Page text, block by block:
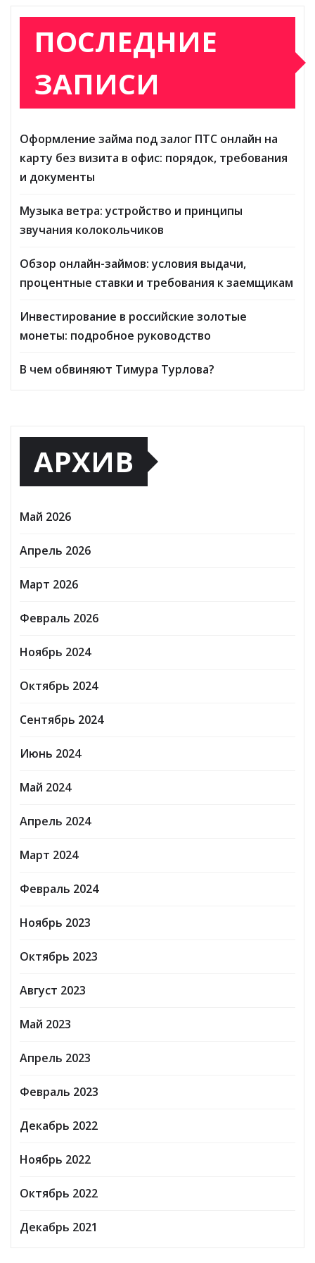
ПОСЛЕДНИЕ
ЗАПИСИ
Оформление займа под залог ПТС онлайн на
карту без визита в офис: порядок, требования
и документы
Музыка ветра: устройство и принципы
звучания колокольчиков
Обзор онлайн-займов: условия выдачи,
процентные ставки и требования к заемщикам
Инвестирование в российские золотые
монеты: подробное руководство
В чем обвиняют Тимура Турлова?
АРХИВ
Май 2026
Апрель 2026
Март 2026
Февраль 2026
Ноябрь 2024
Октябрь 2024
Сентябрь 2024
Июнь 2024
Май 2024
Апрель 2024
Март 2024
Февраль 2024
Ноябрь 2023
Октябрь 2023
Август 2023
Май 2023
Апрель 2023
Февраль 2023
Декабрь 2022
Ноябрь 2022
Октябрь 2022
Декабрь 2021